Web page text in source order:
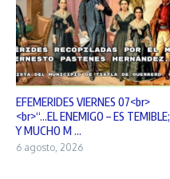
EFEMERIDES VIERNES 07<br>
<br>“…EL ENEMIGO – ES TEMIBLE;
Y MUCHO M ...
6 agosto, 2026